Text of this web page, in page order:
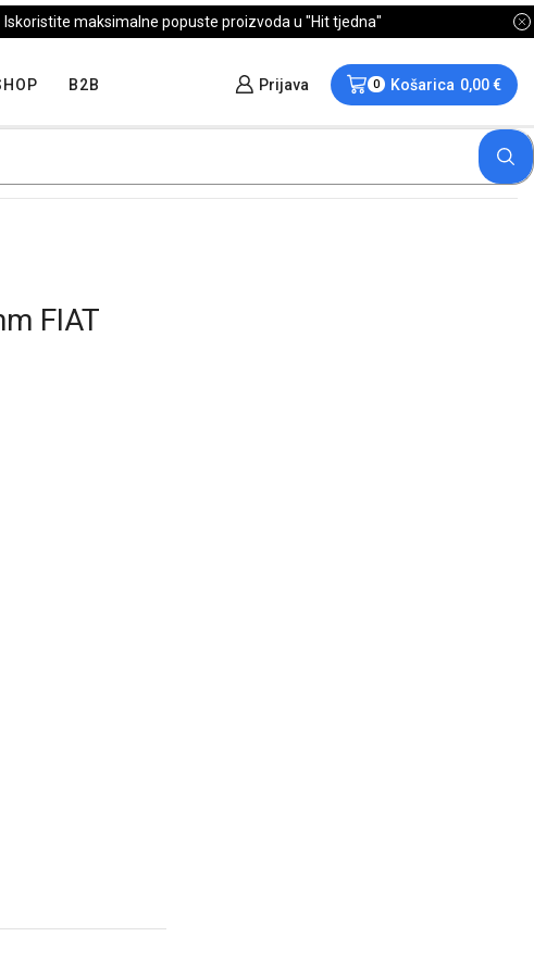
B2B Prijava 0 Košarica 0,00€
FIAT